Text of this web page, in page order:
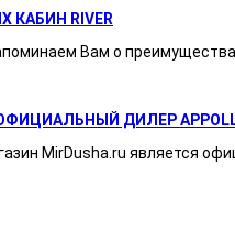
RIVER
Вам о
ОФИЦИАЛЬНЫЙ ДИЛЕР
MirDusha.ru является